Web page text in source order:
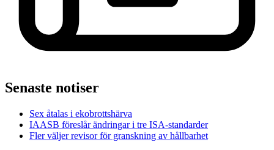
Senaste notiser
Sex åtalas i ekobrottshärva
IAASB föreslår ändringar i tre ISA-standarder
Fler väljer revisor för granskning av hållbarhet